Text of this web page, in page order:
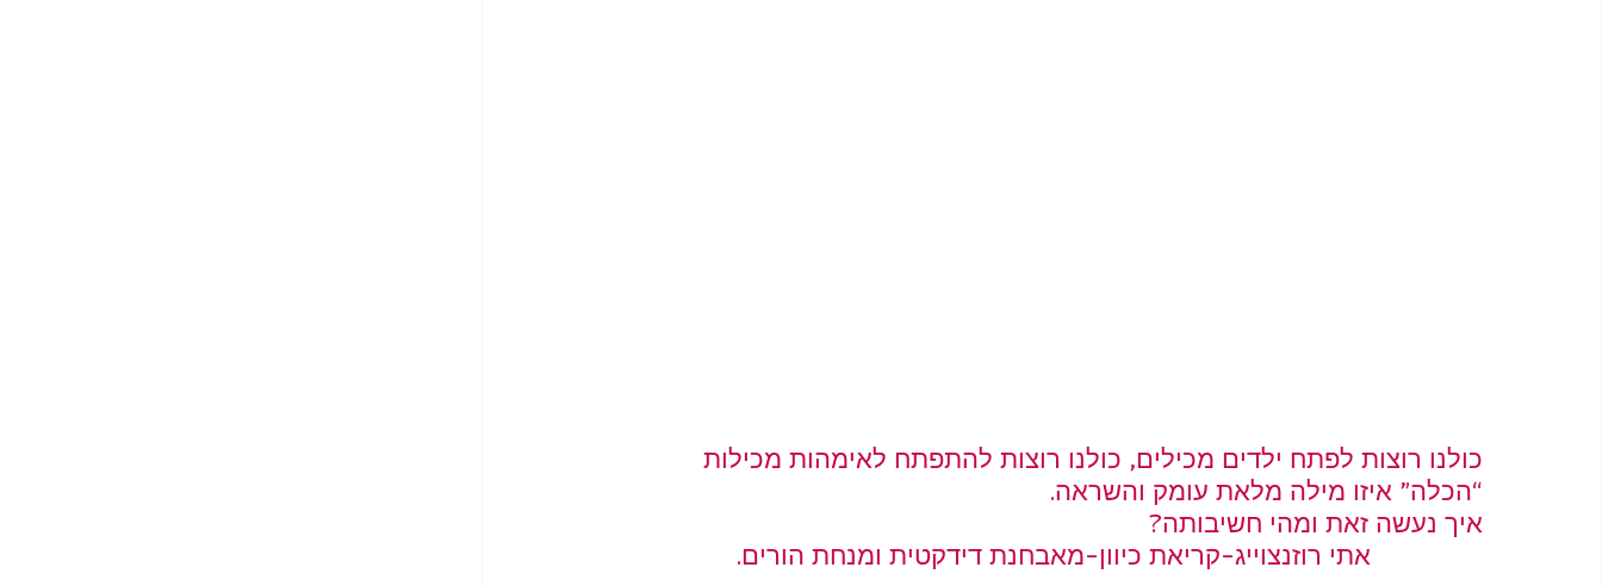
כולנו רוצות לפתח ילדים מכילים, כולנו רוצות להתפתח לאימהות מכילות
“הכלה” איזו מילה מלאת עומק והשראה.
איך נעשה זאת ומהי חשיבותה?
אתי רוזנצוייג-קריאת כיוון-מאבחנת דידקטית ומנחת הורים.